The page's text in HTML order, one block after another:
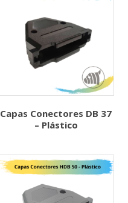
Capas Conectores DB 37
– Plástico